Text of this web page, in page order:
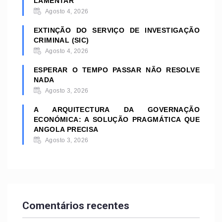
Agosto 4, 2026
EXTINÇÃO DO SERVIÇO DE INVESTIGAÇÃO
CRIMINAL (SIC)
Agosto 4, 2026
ESPERAR O TEMPO PASSAR NÃO RESOLVE
NADA
Agosto 3, 2026
A ARQUITECTURA DA GOVERNAÇÃO
ECONÓMICA: A SOLUÇÃO PRAGMÁTICA QUE
ANGOLA PRECISA
Agosto 3, 2026
Comentários recentes